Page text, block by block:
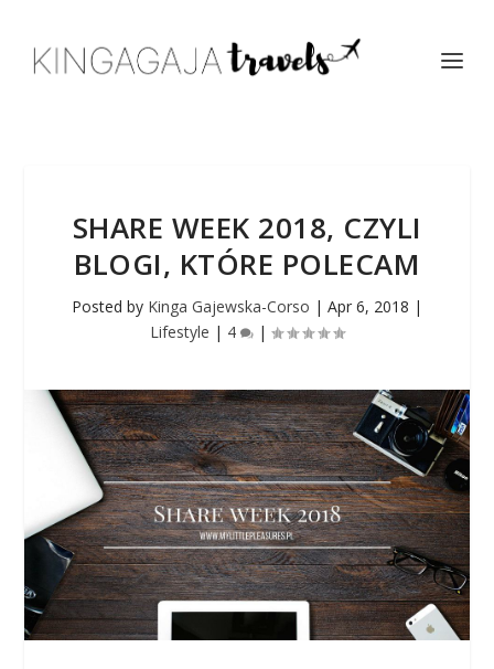
SHARE WEEK 2018, CZYLI
BLOGI, KTÓRE POLECAM
Posted by Kinga Gajewska-Corso | Apr 6, 2018 |
Lifestyle | 4 |